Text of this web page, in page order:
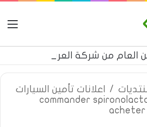
/
اعلانات تأمين السيارات
commander
acheter